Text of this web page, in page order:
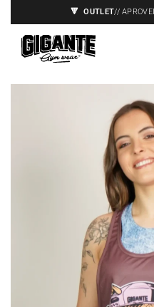
🔻OUTLET//
🇪🇺ENVIOS APENAS PARA A